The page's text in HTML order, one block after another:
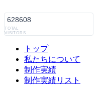
628608
TOTAL
VISITORS
トップ
私たちについて
制作実績
制作実績リスト